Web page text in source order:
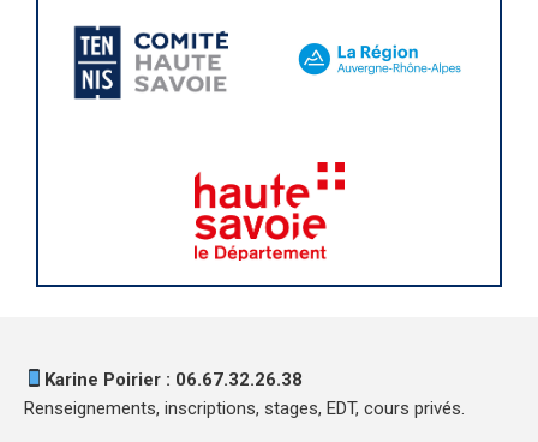
Karine Poirier : 06.67.32.26.38
Renseignements, inscriptions, stages, EDT, cours privés.